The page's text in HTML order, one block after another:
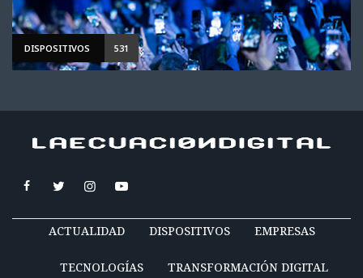
DISPOSITIVOS 531
ACTUALIDAD DISPOSITIVOS EMPRESAS
TECNOLOGÍAS TRANSFORMACIÓN DIGITAL